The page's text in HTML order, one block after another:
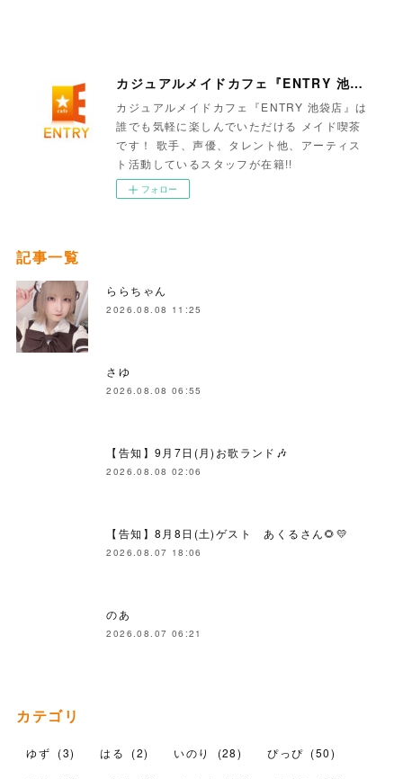
カジュアルメイドカフェ『ENTRY 池袋店』
カジュアルメイドカフェ『ENTRY 池袋店』は
誰でも気軽に楽しんでいただける メイド喫茶
です！ 歌手、声優、タレント他、アーティス
ト活動しているスタッフが在籍!!
フォロー
記事一覧
ららちゃん
2026.08.08 11:25
さゆ
2026.08.08 06:55
【告知】9月7日(月)お歌ランド🎶
2026.08.08 02:06
【告知】8月8日(土)ゲスト あくるさん🌻💛
2026.08.07 18:06
のあ
2026.08.07 06:21
カテゴリ
ゆず (3) はる (2) いのり (28) ぴっぴ (50)